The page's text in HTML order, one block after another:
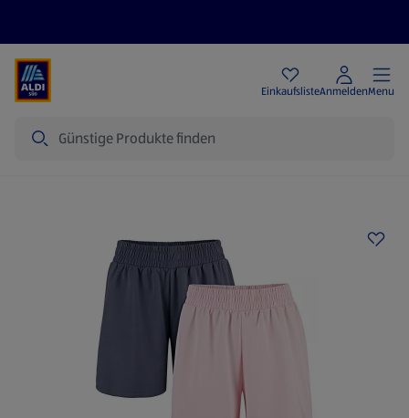
EinkaufslisteAnmeldenMenu